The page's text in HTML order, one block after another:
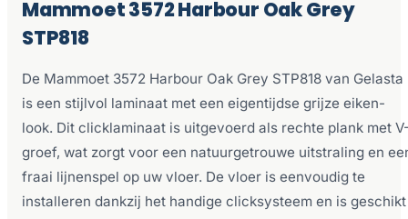
Mammoet 3572 Harbour Oak Grey
STP818
De Mammoet 3572 Harbour Oak Grey STP818 van Gelasta
is een stijlvol laminaat met een eigentijdse grijze eiken-
look. Dit clicklaminaat is uitgevoerd als rechte plank met
groef, wat zorgt voor een natuurgetrouwe uitstraling en
fraai lijnenspel op uw vloer. De vloer is eenvoudig te
installeren dankzij het handige clicksysteem en is geschikt